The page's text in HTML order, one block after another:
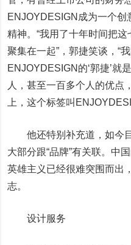
ENJOYDESIGN成为一个
精神。“我用了十年时间把
聚集在一起”，郭捷笑谈，“
ENJOYDESIGN的‘郭捷’就
人，甚至一百多个人的优点
上，这个标签叫
他还特别补充道，如今目
大部分跟“品牌”有关联。中
英雄主义已经很难突围而出
志。
设计服务